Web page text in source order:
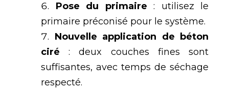
Pose du primaire : utilisez le
primaire préconisé pour le système.
Nouvelle application de béton
ciré : deux couches fines sont
suffisantes, avec temps de séchage
respecté.